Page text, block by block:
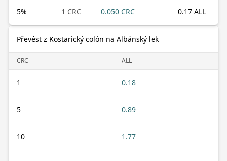
5% 1 CRC 0.050 CRC 0.17 ALL
Převést z Kostarický colón na Albánský lek
CRC ALL
1 0.18
5 0.89
10 1.77